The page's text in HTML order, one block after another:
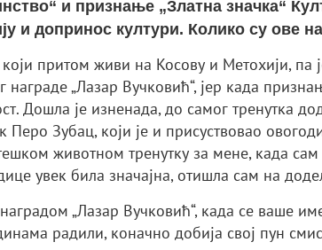
и признање „Златна значка“
и допринос култури. Колико су ове
који притом живи на Косову и Метохији,
награде „Лазар Вучковић“, јер када
Дошла је изненада, до самог тренутка
Перо Зубац, који је и присуствовао
животном тренутку за мене, када
увек била значајна, отишла сам на
„Лазар Вучковић“, када се
радили, коначно добија свој пун